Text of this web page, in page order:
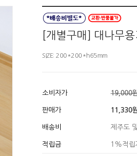
[개별구매] 대나무
SIZE: 200*200*h65mm
소비자가 19,000
판매가 11,330
배송비 제주도
적립금 1%적립